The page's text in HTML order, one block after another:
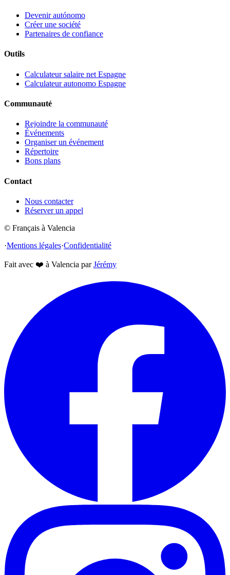
Devenir autónomo
Créer une société
Partenaires de confiance
Outils
Calculateur salaire net Espagne
Calculateur autonomo Espagne
Communauté
Rejoindre la communauté
Événements
Organiser un événement
Répertoire
Bons plans
Contact
Nous contacter
Réserver un appel
© Français à Valencia
·Mentions légales·Confidentialité
Fait avec ❤️ à Valencia par Jérémy